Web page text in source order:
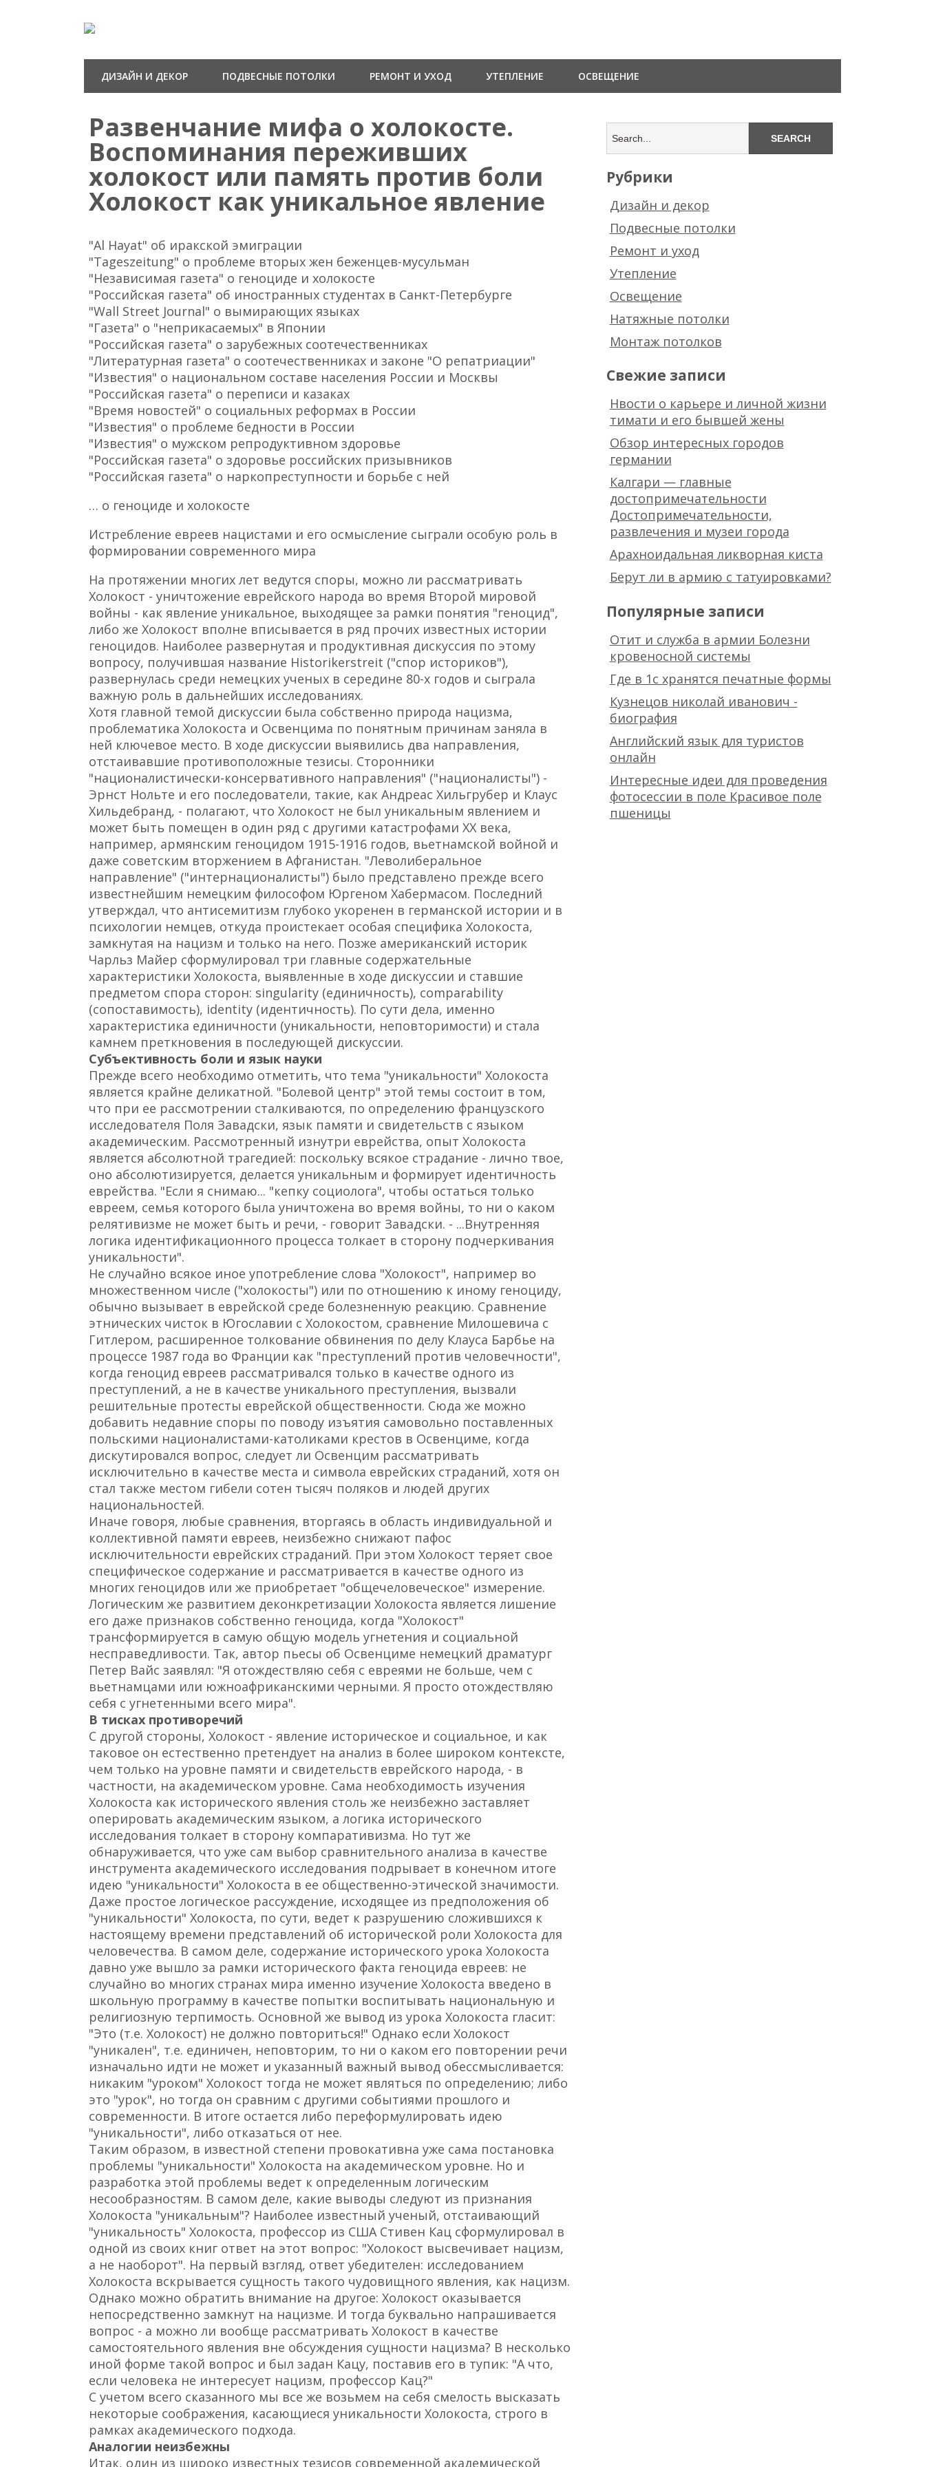
ДИЗАЙН И ДЕКОР ПОДВЕСНЫЕ ПОТОЛКИ РЕМОНТ И УХОД УТЕПЛЕНИЕ ОСВЕЩЕНИЕ
Развенчание мифа о холокосте.
Воспоминания переживших
холокост или память против боли
Холокост как уникальное явление
"Al Hayat" об иракской эмиграции
"Tageszeitung" о проблеме вторых жен беженцев-мусульман
"Независимая газета" о геноциде и холокосте
"Российская газета" об иностранных студентах в Санкт-Петербурге
"Wall Street Journal" о вымирающих языках
"Газета" о "неприкасаемых" в Японии
"Российская газета" о зарубежных соотечественниках
"Литературная газета" о соотечественниках и законе "О репатриации"
"Известия" о национальном составе населения России и Москвы
"Российская газета" о переписи и казаках
"Время новостей" о социальных реформах в России
"Известия" о проблеме бедности в России
"Известия" о мужском репродуктивном здоровье
"Российская газета" о здоровье российских призывников
"Российская газета" о наркопреступности и борьбе с ней
… о геноциде и холокосте
Истребление евреев нацистами и его осмысление сыграли особую роль в
формировании современного мира
На протяжении многих лет ведутся споры, можно ли рассматривать
Холокост - уничтожение еврейского народа во время Второй мировой
войны - как явление уникальное, выходящее за рамки понятия "геноцид",
либо же Холокост вполне вписывается в ряд прочих известных истории
геноцидов. Наиболее развернутая и продуктивная дискуссия по этому
вопросу, получившая название Historikerstreit ("спор историков"),
развернулась среди немецких ученых в середине 80-х годов и сыграла
важную роль в дальнейших исследованиях.
Хотя главной темой дискуссии была собственно природа нацизма,
проблематика Холокоста и Освенцима по понятным причинам заняла в
ней ключевое место. В ходе дискуссии выявились два направления,
отстаивавшие противоположные тезисы. Сторонники
"националистически-консервативного направления" ("националисты") -
Эрнст Нольте и его последователи, такие, как Андреас Хильгрубер и Клаус
Хильдебранд, - полагают, что Холокост не был уникальным явлением и
может быть помещен в один ряд с другими катастрофами XX века,
например, армянским геноцидом 1915-1916 годов, вьетнамской войной и
даже советским вторжением в Афганистан. "Леволиберальное
направление" ("интернационалисты") было представлено прежде всего
известнейшим немецким философом Юргеном Хабермасом. Последний
утверждал, что антисемитизм глубоко укоренен в германской истории и в
психологии немцев, откуда проистекает особая специфика Холокоста,
замкнутая на нацизм и только на него. Позже американский историк
Чарльз Майер сформулировал три главные содержательные
характеристики Холокоста, выявленные в ходе дискуссии и ставшие
предметом спора сторон: singularity (единичность), comparability
(сопоставимость), identity (идентичность). По сути дела, именно
характеристика единичности (уникальности, неповторимости) и стала
камнем преткновения в последующей дискуссии.
Субъективность боли и язык науки
Прежде всего необходимо отметить, что тема "уникальности" Холокоста
является крайне деликатной. "Болевой центр" этой темы состоит в том,
что при ее рассмотрении сталкиваются, по определению французского
исследователя Поля Завадски, язык памяти и свидетельств с языком
академическим. Рассмотренный изнутри еврейства, опыт Холокоста
является абсолютной трагедией: поскольку всякое страдание - лично твое,
оно абсолютизируется, делается уникальным и формирует идентичность
еврейства. "Если я снимаю... "кепку социолога", чтобы остаться только
евреем, семья которого была уничтожена во время войны, то ни о каком
релятивизме не может быть и речи, - говорит Завадски. - ...Внутренняя
логика идентификационного процесса толкает в сторону подчеркивания
уникальности".
Не случайно всякое иное употребление слова "Холокост", например во
множественном числе ("холокосты") или по отношению к иному геноциду,
обычно вызывает в еврейской среде болезненную реакцию. Сравнение
этнических чисток в Югославии с Холокостом, сравнение Милошевича с
Гитлером, расширенное толкование обвинения по делу Клауса Барбье на
процессе 1987 года во Франции как "преступлений против человечности",
когда геноцид евреев рассматривался только в качестве одного из
преступлений, а не в качестве уникального преступления, вызвали
решительные протесты еврейской общественности. Сюда же можно
добавить недавние споры по поводу изъятия самовольно поставленных
польскими националистами-католиками крестов в Освенциме, когда
дискутировался вопрос, следует ли Освенцим рассматривать
исключительно в качестве места и символа еврейских страданий, хотя он
стал также местом гибели сотен тысяч поляков и людей других
национальностей.
Иначе говоря, любые сравнения, вторгаясь в область индивидуальной и
коллективной памяти евреев, неизбежно снижают пафос
исключительности еврейских страданий. При этом Холокост теряет свое
специфическое содержание и рассматривается в качестве одного из
многих геноцидов или же приобретает "общечеловеческое" измерение.
Логическим же развитием деконкретизации Холокоста является лишение
его даже признаков собственно геноцида, когда "Холокост"
трансформируется в самую общую модель угнетения и социальной
несправедливости. Так, автор пьесы об Освенциме немецкий драматург
Петер Вайс заявлял: "Я отождествляю себя с евреями не больше, чем с
вьетнамцами или южноафриканскими черными. Я просто отождествляю
себя с угнетенными всего мира".
В тисках противоречий
С другой стороны, Холокост - явление историческое и социальное, и как
таковое он естественно претендует на анализ в более широком контексте,
чем только на уровне памяти и свидетельств еврейского народа, - в
частности, на академическом уровне. Сама необходимость изучения
Холокоста как исторического явления столь же неизбежно заставляет
оперировать академическим языком, а логика исторического
исследования толкает в сторону компаративизма. Но тут же
обнаруживается, что уже сам выбор сравнительного анализа в качестве
инструмента академического исследования подрывает в конечном итоге
идею "уникальности" Холокоста в ее общественно-этической значимости.
Даже простое логическое рассуждение, исходящее из предположения об
"уникальности" Холокоста, по сути, ведет к разрушению сложившихся к
настоящему времени представлений об исторической роли Холокоста для
человечества. В самом деле, содержание исторического урока Холокоста
давно уже вышло за рамки исторического факта геноцида евреев: не
случайно во многих странах мира именно изучение Холокоста введено в
школьную программу в качестве попытки воспитывать национальную и
религиозную терпимость. Основной же вывод из урока Холокоста гласит:
"Это (т.е. Холокост) не должно повториться!" Однако если Холокост
"уникален", т.е. единичен, неповторим, то ни о каком его повторении речи
изначально идти не может и указанный важный вывод обессмысливается:
никаким "уроком" Холокост тогда не может являться по определению; либо
это "урок", но тогда он сравним с другими событиями прошлого и
современности. В итоге остается либо переформулировать идею
"уникальности", либо отказаться от нее.
Таким образом, в известной степени провокативна уже сама постановка
проблемы "уникальности" Холокоста на академическом уровне. Но и
разработка этой проблемы ведет к определенным логическим
несообразностям. В самом деле, какие выводы следуют из признания
Холокоста "уникальным"? Наиболее известный ученый, отстаивающий
"уникальность" Холокоста, профессор из США Стивен Кац сформулировал в
одной из своих книг ответ на этот вопрос: "Холокост высвечивает нацизм,
а не наоборот". На первый взгляд, ответ убедителен: исследованием
Холокоста вскрывается сущность такого чудовищного явления, как нацизм.
Однако можно обратить внимание на другое: Холокост оказывается
непосредственно замкнут на нацизме. И тогда буквально напрашивается
вопрос - а можно ли вообще рассматривать Холокост в качестве
самостоятельного явления вне обсуждения сущности нацизма? В несколько
иной форме такой вопрос и был задан Кацу, поставив его в тупик: "А что,
если человека не интересует нацизм, профессор Кац?"
С учетом всего сказанного мы все же возьмем на себя смелость высказать
некоторые соображения, касающиеся уникальности Холокоста, строго в
рамках академического подхода.
Аналогии неизбежны
Итак, один из широко известных тезисов современной академической
Рубрики
Дизайн и декор
Подвесные потолки
Ремонт и уход
Утепление
Освещение
Натяжные потолки
Монтаж потолков
Свежие записи
Нвости о карьере и личной жизни
тимати и его бывшей жены
Обзор интересных городов
германии
Калгари — главные
достопримечательности
Достопримечательности,
развлечения и музеи города
Арахноидальная ликворная киста
Берут ли в армию с татуировками?
Популярные записи
Отит и служба в армии Болезни
кровеносной системы
Где в 1с хранятся печатные формы
Кузнецов николай иванович -
биография
Английский язык для туристов
онлайн
Интересные идеи для проведения
фотосессии в поле Красивое поле
пшеницы